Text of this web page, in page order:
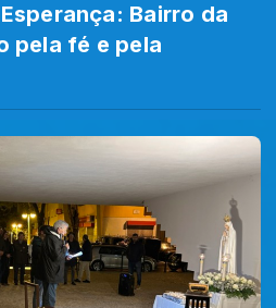
Bairro da
pela fé e pela